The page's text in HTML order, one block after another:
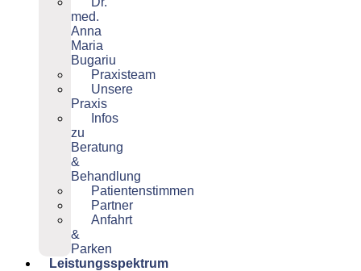
med.
Anna
Maria
Bugariu
Praxisteam
Unsere
Praxis
Infos
zu
Beratung
&
Behandlung
Patientenstimmen
Partner
Anfahrt
&
Parken
Leistungsspektrum